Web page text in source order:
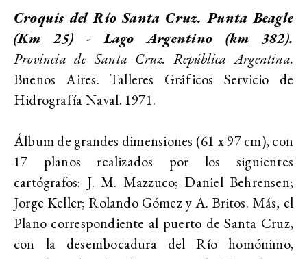
Croquis del Río Santa Cruz. Punta Beagle
(Km 25) - Lago Argentino (km 382).
Provincia de Santa Cruz. República Argentina.
Buenos Aires. Talleres Gráficos Servicio de
Hidrografía Naval. 1971.
Álbum de grandes dimensiones (61 x 97 cm), con
17 planos realizados por los siguientes
cartógrafos: J. M. Mazzuco; Daniel Behrensen;
Jorge Keller; Rolando Gómez y A. Britos. Más, el
Plano correspondiente al puerto de Santa Cruz,
con la desembocadura del Río homónimo,